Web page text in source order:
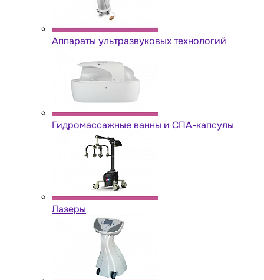
Аппараты ультразвуковых технологий
Гидромассажные ванны и СПА-капсулы
Лазеры